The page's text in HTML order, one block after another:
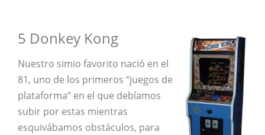
5 Donkey Kong
Nuestro simio favorito nació en el
81, uno de los primeros “juegos de
plataforma” en el que debíamos
subir por estas mientras
esquivábamos obstáculos, para